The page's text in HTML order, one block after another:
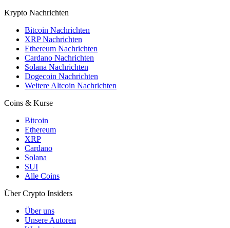
Krypto Nachrichten
Bitcoin Nachrichten
XRP Nachrichten
Ethereum Nachrichten
Cardano Nachrichten
Solana Nachrichten
Dogecoin Nachrichten
Weitere Altcoin Nachrichten
Coins & Kurse
Bitcoin
Ethereum
XRP
Cardano
Solana
SUI
Alle Coins
Über Crypto Insiders
Über uns
Unsere Autoren